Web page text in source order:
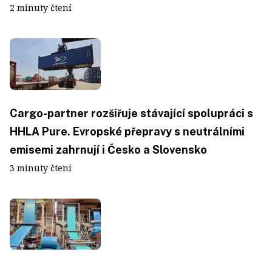
2 minuty čtení
Cargo-partner rozšiřuje stávající spolupráci s
HHLA Pure. Evropské přepravy s neutrálními
emisemi zahrnují i Česko a Slovensko
3 minuty čtení